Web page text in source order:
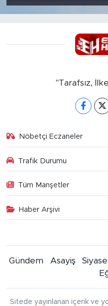
"Tarafsız,
Nöbetçi Eczaneler
Trafik Durumu
Tüm Manşetler
Haber Arşivi
Gündem Asayiş
Sitede yayınlanan içerik ve